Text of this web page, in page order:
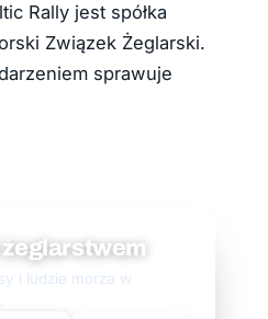
Rally jest spółka
Związek Żeglarski.
sprawuje
żeglarstwem
i ludzie morza w